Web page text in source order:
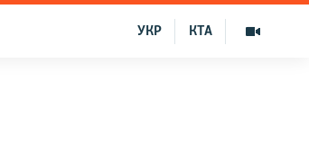
КТА
УКР